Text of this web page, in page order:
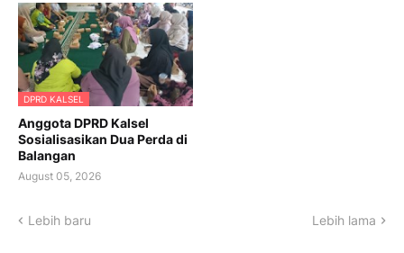
DPRD KALSEL
Anggota DPRD Kalsel
Sosialisasikan Dua Perda di
Balangan
August 05, 2026
Lebih baru Lebih lama